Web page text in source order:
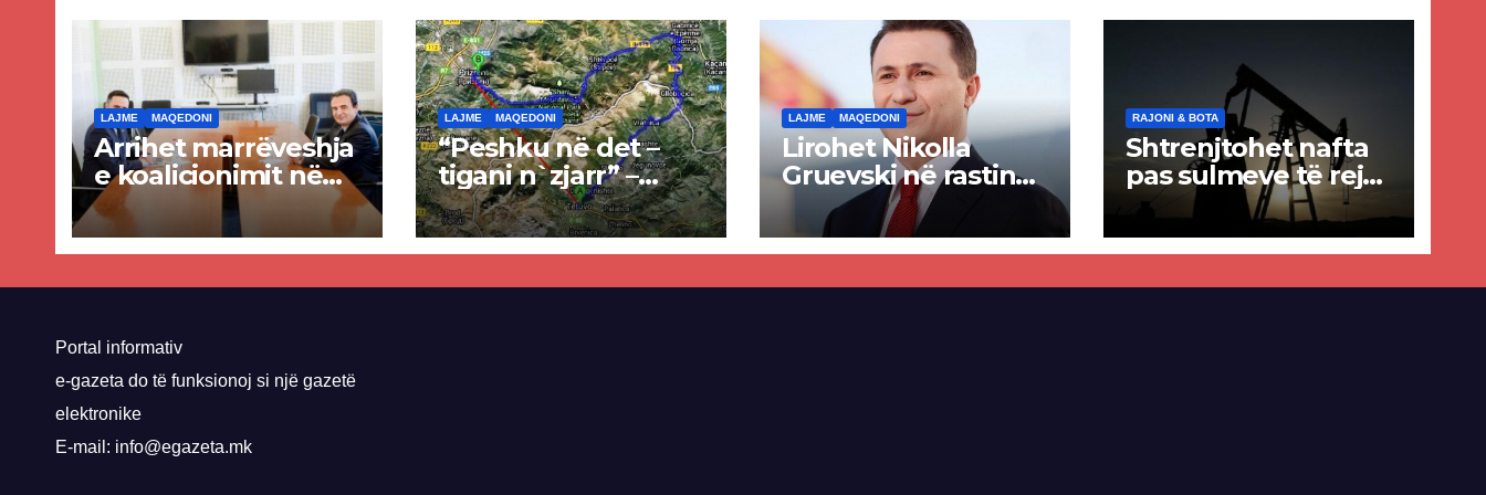
LAJME MAQEDONI
Arrihet marrëveshja
e koalicionimit në
parim mes Kurtit
dhe Abdixhikut
LAJME MAQEDONI
“Peshku në det –
tigani n`zjarr” –
Ende pa u kryer
projekti i tunelit,
komuna e Tetovës
nis punimet për
LAJME MAQEDONI
Lirohet Nikolla
Gruevski në rastin
“Talir 2”, gjykata
rrëzon akuzat për
ndërtimin e
paligjshëm të selisë
RAJONI & BOTA
Shtrenjtohet nafta
pas sulmeve të reja
SHBA–Iran
Portal informativ
e-gazeta do të funksionoj si një gazetë
elektronike
E-mail: info@egazeta.mk